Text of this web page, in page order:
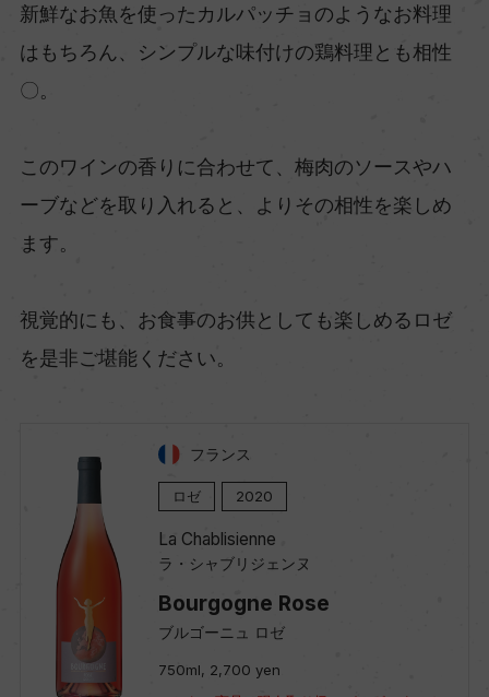
新鮮なお魚を使ったカルパッチョのようなお料理
はもちろん、シンプルな味付けの鶏料理とも相性
〇。
このワインの香りに合わせて、梅肉のソースやハ
ーブなどを取り入れると、よりその相性を楽しめ
ます。
視覚的にも、お食事のお供としても楽しめるロゼ
を是非ご堪能ください。
フランス
ロゼ 2020
La Chablisienne
ラ・シャブリジェンヌ
Bourgogne Rose
ブルゴーニュ ロゼ
750ml, 2,700 yen